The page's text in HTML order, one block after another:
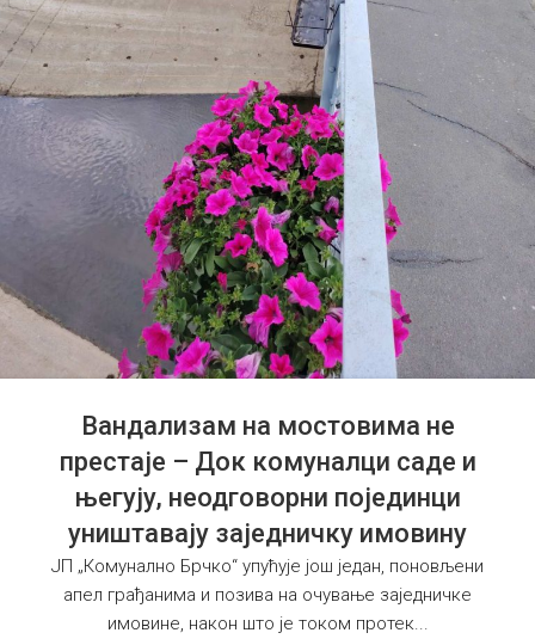
Вандализам на мостовима не
престаје – Док комуналци саде и
његују, неодговорни појединци
уништавају заједничку имовину
ЈП „Комунално Брчко“ упућује још један, поновљени
апел грађанима и позива на очување заједничке
имовине, након што је током протек...